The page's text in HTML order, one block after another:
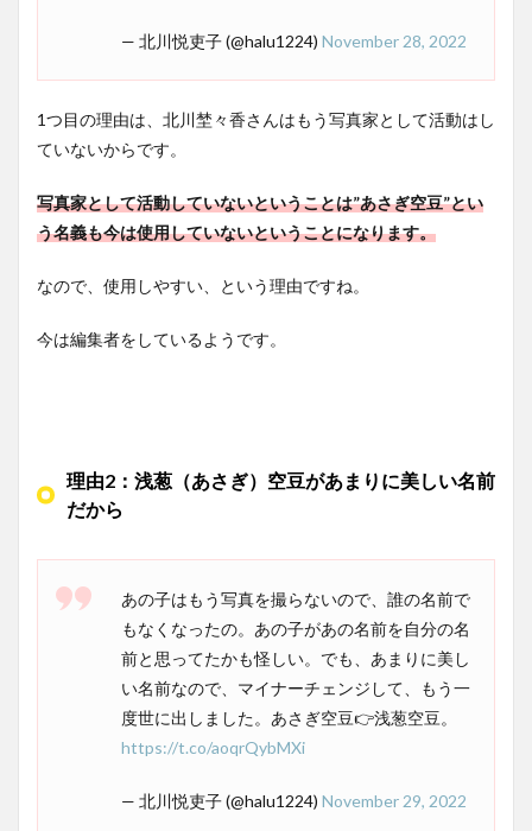
— 北川悦吏子 (@halu1224) November 28, 2022
1つ目の理由は、北川埜々香さんはもう写真家として活動はし
ていないからです。
写真家として活動していないということは”あさぎ空豆”とい
う名義も今は使用していないということになります。
なので、使用しやすい、という理由ですね。
今は編集者をしているようです。
理由2：浅葱（あさぎ）空豆があまりに美しい名前
だから
あの子はもう写真を撮らないので、誰の名前で
もなくなったの。あの子があの名前を自分の名
前と思ってたかも怪しい。でも、あまりに美し
い名前なので、マイナーチェンジして、もう一
度世に出しました。あさぎ空豆👉浅葱空豆。
https://t.co/aoqrQybMXi
— 北川悦吏子 (@halu1224) November 29, 2022